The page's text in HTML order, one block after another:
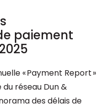
paiement
« Payment Report »
du réseau Dun &
des délais de